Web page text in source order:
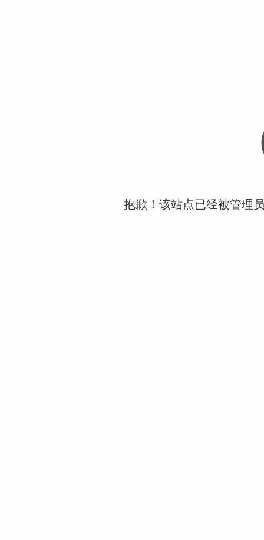
抱歉！该站点已经被管理